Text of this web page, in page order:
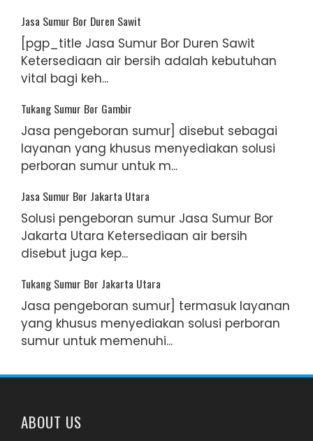
Jasa Sumur Bor Duren Sawit
[pgp_title Jasa Sumur Bor Duren Sawit
Ketersediaan air bersih adalah kebutuhan
vital bagi keh...
Tukang Sumur Bor Gambir
Jasa pengeboran sumur] disebut sebagai
layanan yang khusus menyediakan solusi
perboran sumur untuk m...
Jasa Sumur Bor Jakarta Utara
Solusi pengeboran sumur Jasa Sumur Bor
Jakarta Utara Ketersediaan air bersih
disebut juga kep...
Tukang Sumur Bor Jakarta Utara
Jasa pengeboran sumur] termasuk layanan
yang khusus menyediakan solusi perboran
sumur untuk memenuhi...
ABOUT US